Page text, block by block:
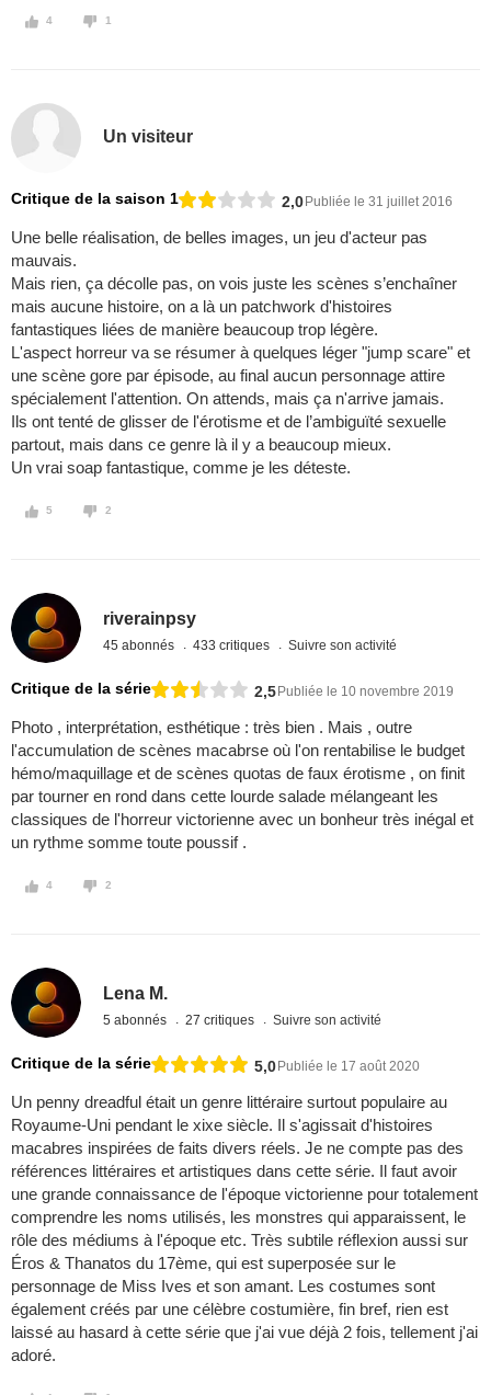
4 1
Un visiteur
Critique de la saison 1 2,0Publiée le 31 juillet 2016
Une belle réalisation, de belles images, un jeu d'acteur pas
mauvais.
Mais rien, ça décolle pas, on vois juste les scènes s’enchaîner
mais aucune histoire, on a là un patchwork d'histoires
fantastiques liées de manière beaucoup trop légère.
L'aspect horreur va se résumer à quelques léger "jump scare" et
une scène gore par épisode, au final aucun personnage attire
spécialement l'attention. On attends, mais ça n'arrive jamais.
Ils ont tenté de glisser de l'érotisme et de l’ambiguïté sexuelle
partout, mais dans ce genre là il y a beaucoup mieux.
Un vrai soap fantastique, comme je les déteste.
5 2
riverainpsy
45 abonnés 433 critiques Suivre son activité
Critique de la série 2,5Publiée le 10 novembre 2019
Photo , interprétation, esthétique : très bien . Mais , outre
l'accumulation de scènes macabrse où l'on rentabilise le budget
hémo/maquillage et de scènes quotas de faux érotisme , on finit
par tourner en rond dans cette lourde salade mélangeant les
classiques de l'horreur victorienne avec un bonheur très inégal et
un rythme somme toute poussif .
4 2
Lena M.
5 abonnés 27 critiques Suivre son activité
Critique de la série 5,0Publiée le 17 août 2020
Un penny dreadful était un genre littéraire surtout populaire au
Royaume-Uni pendant le xixe siècle. Il s'agissait d'histoires
macabres inspirées de faits divers réels. Je ne compte pas des
références littéraires et artistiques dans cette série. Il faut avoir
une grande connaissance de l'époque victorienne pour totalement
comprendre les noms utilisés, les monstres qui apparaissent, le
rôle des médiums à l'époque etc. Très subtile réflexion aussi sur
Éros & Thanatos du 17ème, qui est superposée sur le
personnage de Miss Ives et son amant. Les costumes sont
également créés par une célèbre costumière, fin bref, rien est
laissé au hasard à cette série que j'ai vue déjà 2 fois, tellement j'ai
adoré.